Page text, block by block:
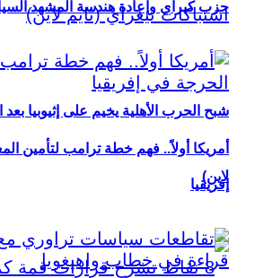
شبح الحرب الأهلية يخيم على إثيوبيا بعد
لاين)
حزب كيراي وإعادة هندسة المشهد
أمريكا أولاً.. فهم خطة ترامب لتأمين
إفريقيا